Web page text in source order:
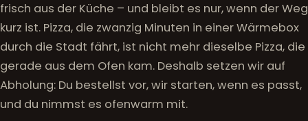
frisch aus der Küche – und bleibt es nur, wenn der Weg
kurz ist. Pizza, die zwanzig Minuten in einer Wärmebox
durch die Stadt fährt, ist nicht mehr dieselbe Pizza, die
gerade aus dem Ofen kam. Deshalb setzen wir auf
Abholung: Du bestellst vor, wir starten, wenn es passt,
und du nimmst es ofenwarm mit.